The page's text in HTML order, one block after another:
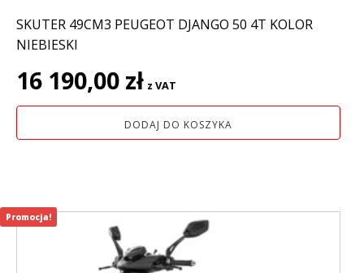
SKUTER 49CM3 PEUGEOT DJANGO 50 4T KOLOR
NIEBIESKI
16 190,00 zł z VAT
DODAJ DO KOSZYKA
Promocja!